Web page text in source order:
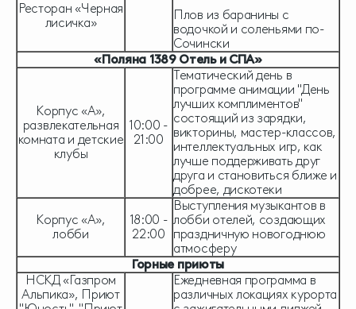
Ресторан «Черная
лисичка»
Плов из баранины с
водочкой и соленьями по-
Сочински
«Поляна 1389 Отель и СПА»
Корпус «А»,
развлекательная
комната и детские
клубы
10:00 -
21:00
Тематический день в
программе анимации "День
лучших комплиментов"
состоящий из зарядки,
викторины, мастер-классов,
интеллектуальных игр, как
лучше поддерживать друг
друга и становиться ближе и
добрее, дискотеки
Корпус «А»,
лобби
18:00 -
22:00
Выступления музыкантов в
лобби отелей, создающих
праздничную новогоднюю
атмосферу
Горные приюты
НСКД «Газпром
Альпика», Приют
Ежедневная программа в
различных локациях курорта